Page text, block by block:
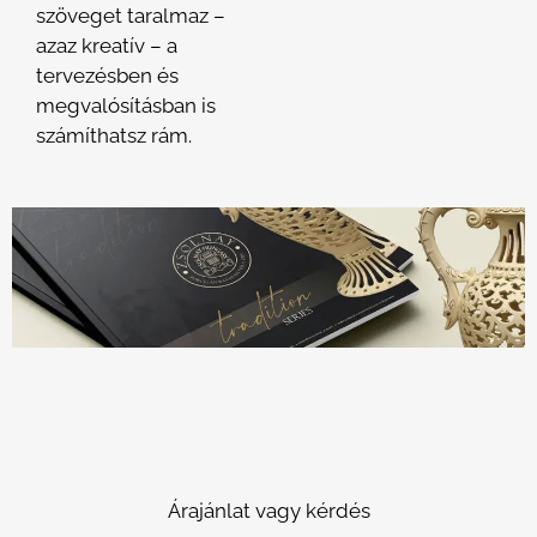
szöveget taralmaz –
azaz kreatív – a
tervezésben és
megvalósításban is
számíthatsz rám.
Árajánlat vagy kérdés